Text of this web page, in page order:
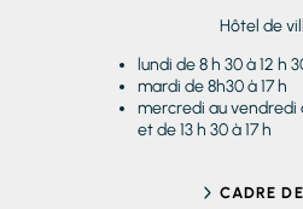
Hôtel de
lundi de 8 h 30 à 12 h
mardi de 8h30 à 17 h
mercredi au vendredi
et de 13 h 30 à 17 h
CADRE